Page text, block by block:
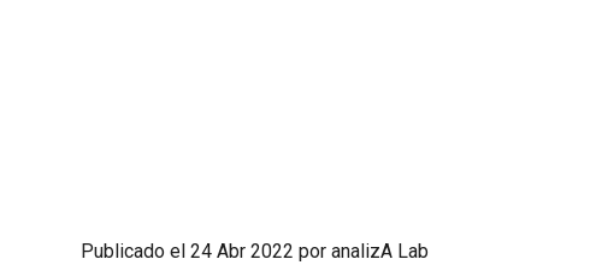
Publicado el 24 Abr 2022 por analizA Lab